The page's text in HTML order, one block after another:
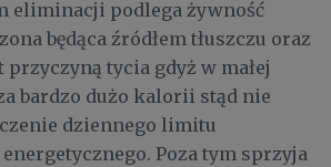
eliminacji podlega żywność
będąca źródłem tłuszczu oraz
przyczyną tycia gdyż w małej
bardzo dużo kalorii stąd nie
dziennego limitu
Poza tym sprzyja